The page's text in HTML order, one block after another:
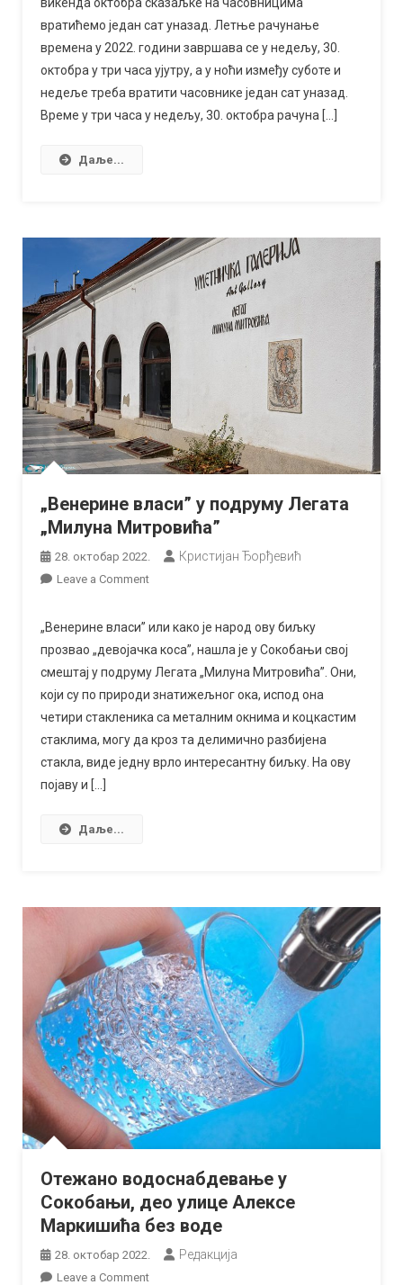
дуже
вратићемо један сат уназад. Летње рачунање
времена у 2022. години завршава се у недељу, 30.
октобра у три часа ујутру, а у ноћи између суботе и
недеље треба вратити часовнике један сат уназад.
Време у три часа у недељу, 30. октобра рачуна […]
Даље...
„Венерине власи” у подруму Легата
„Милуна Митровића”
28. октобар 2022. Кристијан Ђорђевић
Leave a Commenton
Легата
„Милуна
Митровића”
„Венерине власи” или како је народ ову биљку
прозвао „девојачка коса”, нашла је у Сокобањи свој
смештај у подруму Легата „Милуна Митровића”. Они,
који су по природи знатижељног ока, испод она
четири стакленика са металним окнима и коцкастим
стаклима, могу да кроз та делимично разбијена
стакла, виде једну врло интересантну биљку. На ову
појаву и […]
Даље...
Отежано водоснабдевање у
Сокобањи, део улице Алексе
Маркишића без воде
28. октобар 2022. Редакција
Leave a Commenton